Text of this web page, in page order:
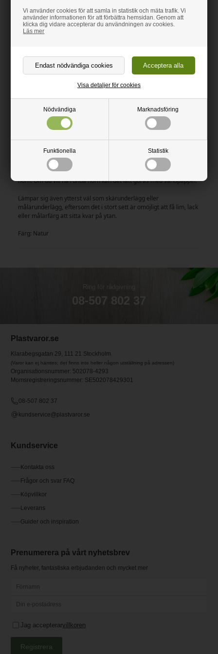
Vi använder cookies för att samla in statistik och mäta trafik. Vi
använder informationen för att förbättra hemsidan. Genom att
klicka dig vidare accepterar du användningen av cookies.
Läs mer
Nödvändiga Marknadsföring
Funktionella Statistik
Visa detaljer för cookies
Beskrivning
Känd skärbräda i hård plast
Livsmedelsgodkänd
Non-stick yta
Få en skärbräda i just det mått du helst vill ha. Flera tjocklekar att
Få en riktig slaktarskärbräda upp till 10cm tjock.
Alla skärbrädor levereras kapade med cirkelsåg och med raka
hörn. Om du vill ha runda hörn kan det lätt göras med sandpapper.
Lämpar sig även ytterst väl som skärunderlägg eller
målarunderlägg, eftersom det i stort sett är omöjligt att få lim, lack
eller målarfärg att sitta kvar på ytan.
Färg: Natur
Ring för rådgivning
08-507 802 37
Plastvaror.se
Klarabegsgatan 29, 111 21 Stockholm
(Varor kan ej hämtes; det finns inte heller någon utställning på adressen)
Organisationsnummer: 502078-4293
Momsregistreringsnummer: SE502078429301
08-507 802 37
kundservice@plastvaror.se
Kundservice
Kontakta oss
Frågor och svar FAQ
Köpvillkor
Leverans
Guider och inspiration
Prenumerera på vårt nyhetsbrev
Få nyheter, fantastiska erbjudanden och mycket mer
Jag accepterarvillkoren
Registrera